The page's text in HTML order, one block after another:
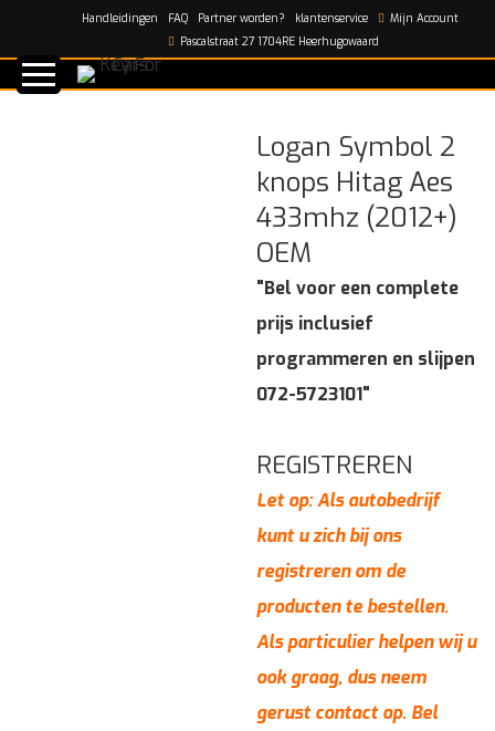
Handleidingen FAQ Partner worden? klantenservice
Mijn Account
Pascalstraat 27 1704RE Heerhugowaard
shop/Logan Symbol 2 knops Hitag Aes 433mhz
(2012+) OEM
Logan Symbol 2
knops Hitag Aes
433mhz (2012+)
OEM
"Bel voor een complete
prijs inclusief
programmeren en slijpen
072-5723101"
REGISTREREN
Let op: Als autobedrijf
kunt u zich bij ons
registreren om de
producten te bestellen.
Als particulier helpen wij u
ook graag, dus neem
gerust contact op. Bel